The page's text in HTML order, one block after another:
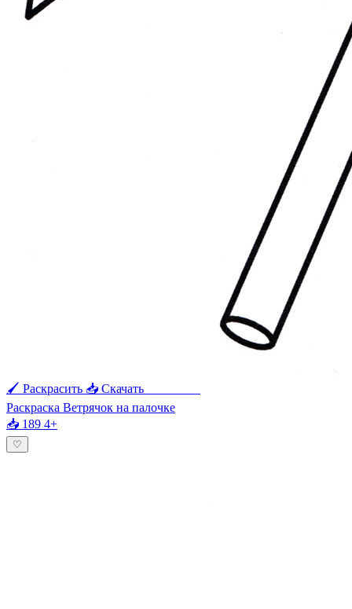
🖌 Раскрасить 📥 Скачать
Раскраска Ветрячок на палочке
📥 189 4+
♡